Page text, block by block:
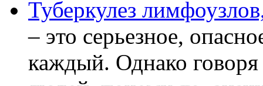
Туберкулез
– это серьезное,
каждый. Однако говоря